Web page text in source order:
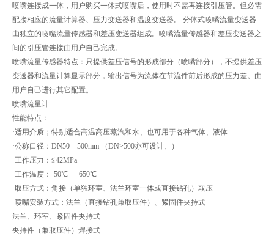
喷嘴连接成一体，用户购买一体式喷嘴后，使用时不需再连接引压管。但必需
配接相应的流量计算器、压力变送器和温度变送器。 分体式喷嘴流量变送器
由独立的喷嘴流量传感器和差压变送器组成。喷嘴流量传感器和差压变送器之
间的引压管连接由用户自己完成。
喷嘴流量传感器特点：只提供差压信号的形成部分（喷嘴部分），不提供差压
变送器和流量计算显示部分，输出信号为流体在节流件前后形成的压力差。由
用户自己进行其它配置。
喷嘴流量计
性能特点：
·适用介质；特别适合高温高压蒸汽和水、也可用于各种气体、液体
·公称口径：DN50—500mm （DN>500亦可设计、）
·工作压力：≦42MPa
·工作温度：-50℃ — 650℃
·取压方式：角接（单独环室、法兰环室一体或直接钻孔）取压
·喷嘴安装方式：法兰（直接钻孔兼取压件）、紧固件夹持式
法兰、环室、紧固件夹持式
夹持件（兼取压件）焊接式